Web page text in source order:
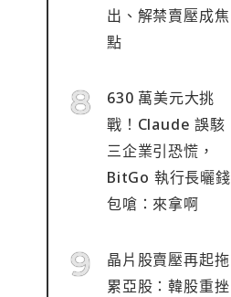
出、解禁賣壓成焦
點
630 萬美元大挑
戰！Claude 誤駭
三企業引恐慌，
BitGo 執行長曬錢
包嗆：來拿啊
晶片股賣壓再起拖
累亞股：韓股重挫